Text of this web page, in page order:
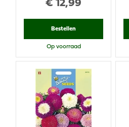
€ 12,99
Bestellen
Op voorraad